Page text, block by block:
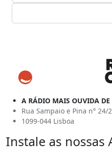
A RÁDIO MAIS OUVIDA DE
Rua Sampaio e Pina n° 24/
1099-044 Lisboa
Instale as nossas